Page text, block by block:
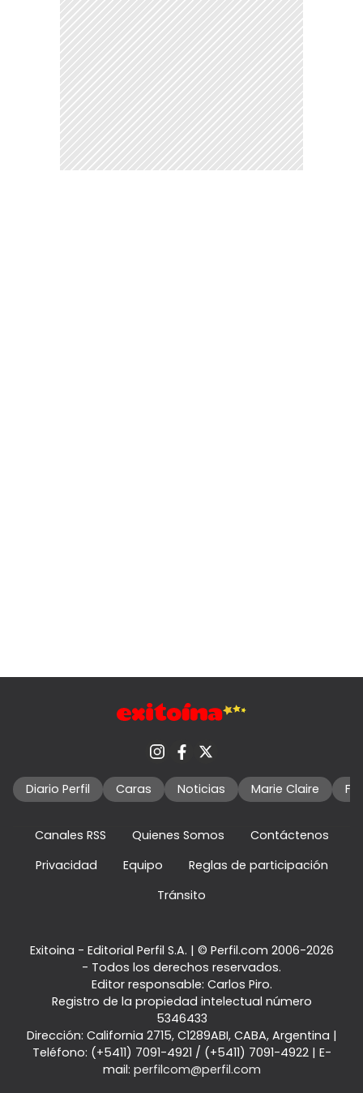
Diario Perfil Caras Noticias Marie Claire
Canales RSS Quienes Somos
Contáctenos
Privacidad
Equipo
Reglas de participación
Tránsito
Exitoina - Editorial Perfil S.A. | © Perfil.com 2006-2026
- Todos los derechos reservados.
Editor responsable: Carlos Piro.
Registro de la propiedad intelectual número
5346433
Dirección: California 2715, C1289ABI, CABA, Argentina |
Teléfono: (+5411) 7091-4921 / (+5411) 7091-4922| E-
mail: perfilcom@perfil.com